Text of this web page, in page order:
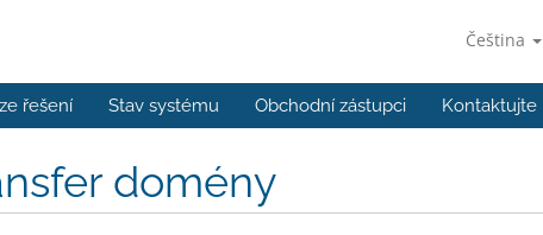
Čeština
řešení Stav systému Obchodní zástupci Kontaktujte
domény